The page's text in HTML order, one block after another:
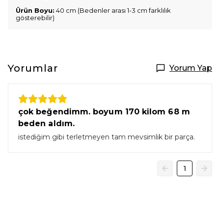
Ürün Boyu: 40 cm (Bedenler arası 1-3 cm farklılık
gösterebilir)
Yorumlar Yorum Yap
çok beğendimm. boyum 170 kilom 68 m
beden aldım.
istediğim gibi terletmeyen tam mevsimlik bir parça.
1